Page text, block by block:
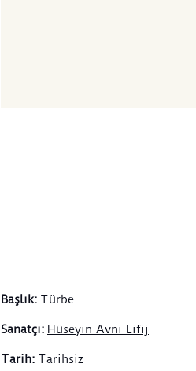
Başlık: Türbe
Sanatçı: Hüseyin Avni Lifij
Tarih: Tarihsiz